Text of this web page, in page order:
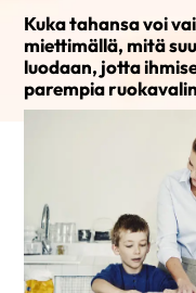
Kuka tahansa voi
miettimällä, mitä
luodaan, jotta
parempia